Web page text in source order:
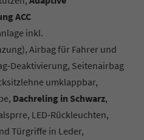
ACC
inkl.
Airbag für Fahrer und
Deaktivierung, Seitenairbag
umklappbar,
Dachreling in Schwarz,
LED-Rückleuchten,
Türgriffe in Leder,